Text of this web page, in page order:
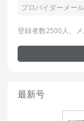
登録者数2500人、
最新号